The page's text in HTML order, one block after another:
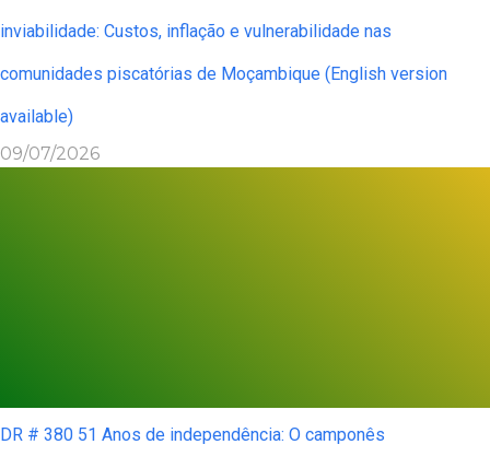
inviabilidade: Custos, inflação e vulnerabilidade nas
comunidades piscatórias de Moçambique (English version
available)
09/07/2026
DR # 380 51 Anos de independência: O camponês